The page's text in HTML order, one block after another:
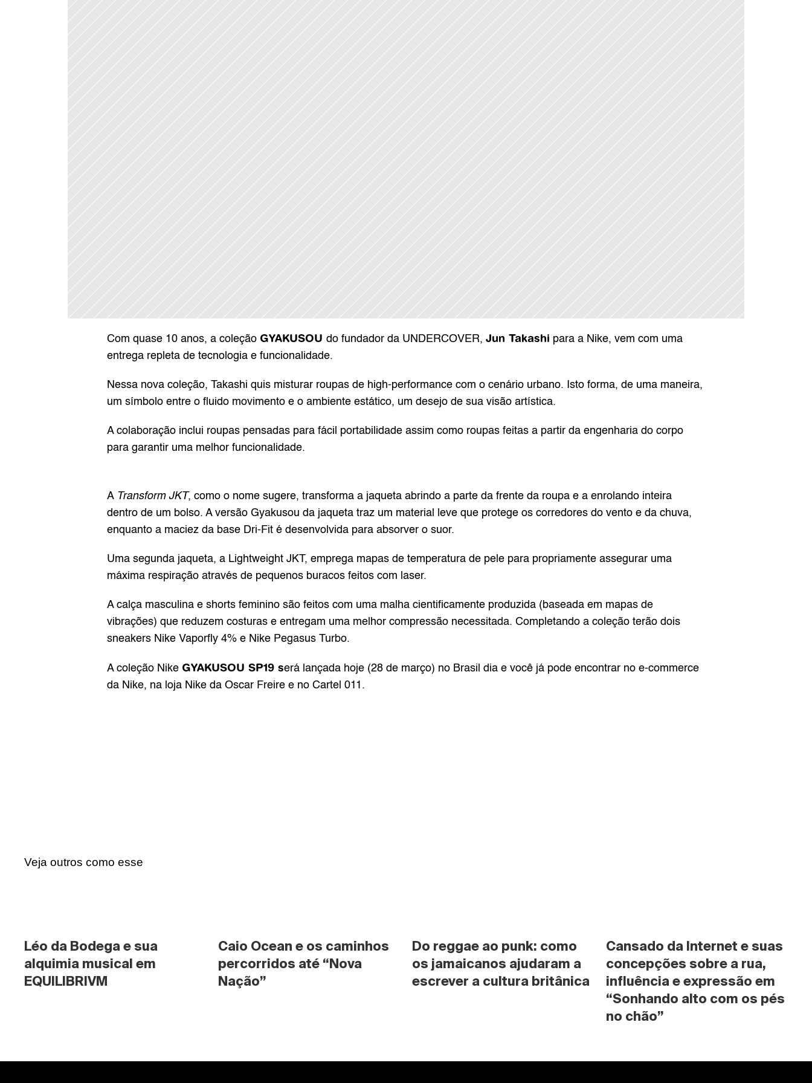
Com quase 10 anos, a coleção GYAKUSOU do fundador da UNDERCOVER, Jun Takashi para a Nike, vem com uma
entrega repleta de tecnologia e funcionalidade.
Nessa nova coleção, Takashi quis misturar roupas de high-performance com o cenário urbano. Isto forma, de uma maneira,
um símbolo entre o fluido movimento e o ambiente estático, um desejo de sua visão artística.
A colaboração inclui roupas pensadas para fácil portabilidade assim como roupas feitas a partir da engenharia do corpo
para garantir uma melhor funcionalidade.
A Transform JKT, como o nome sugere, transforma a jaqueta abrindo a parte da frente da roupa e a enrolando inteira
dentro de um bolso. A versão Gyakusou da jaqueta traz um material leve que protege os corredores do vento e da chuva,
enquanto a maciez da base Dri-Fit é desenvolvida para absorver o suor.
Uma segunda jaqueta, a Lightweight JKT, emprega mapas de temperatura de pele para propriamente assegurar uma
máxima respiração através de pequenos buracos feitos com laser.
A calça masculina e shorts feminino são feitos com uma malha cientificamente produzida (baseada em mapas de
vibrações) que reduzem costuras e entregam uma melhor compressão necessitada. Completando a coleção terão dois
sneakers Nike Vaporfly 4% e Nike Pegasus Turbo.
A coleção Nike GYAKUSOU SP19 será lançada hoje (28 de março) no Brasil dia e você já pode encontrar no e-commerce
da Nike, na loja Nike da Oscar Freire e no Cartel 011.
Veja outros como esse
Léo da Bodega e sua
alquimia musical em
EQUILIBRIVM
Caio Ocean e os caminhos
percorridos até “Nova
Nação”
Do reggae ao punk: como
os jamaicanos ajudaram a
escrever a cultura britânica
Cansado da Internet e suas
concepções sobre a rua,
influência e expressão em
“Sonhando alto com os pés
no chão”